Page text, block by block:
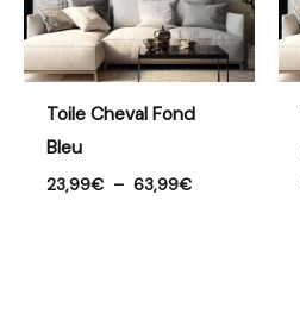
Toile Cheval Fond
Bleu
23,99€ – 63,99€